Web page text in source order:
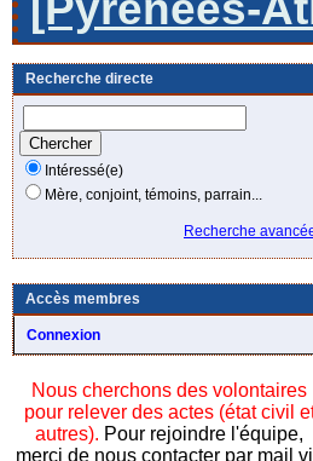
Recherche directe
Intéressé(e)
Mère, conjoint, témoins, parrain...
Recherche
Accès membres
Connexion
Nous cherchons des volontaires
pour relever des actes (état civil
autres). Pour rejoindre l'équipe,
merci de nous contacter par mail